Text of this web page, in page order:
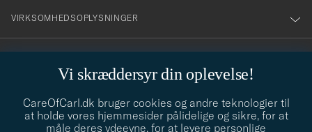
Vi skræddersyr din oplevelse!
CareOfCarl.dk bruger cookies og andre teknologier til
at holde vores hjemmesider pålidelige og sikre, for at
måle deres ydeevne, for at levere personlige
VIRKSOMHEDSOPLYSNINGER
info@careofcarl.dk
Behøver du hjælp til at finde din stil? Lad os hjælpe dig, vi hjælper
gerne til!